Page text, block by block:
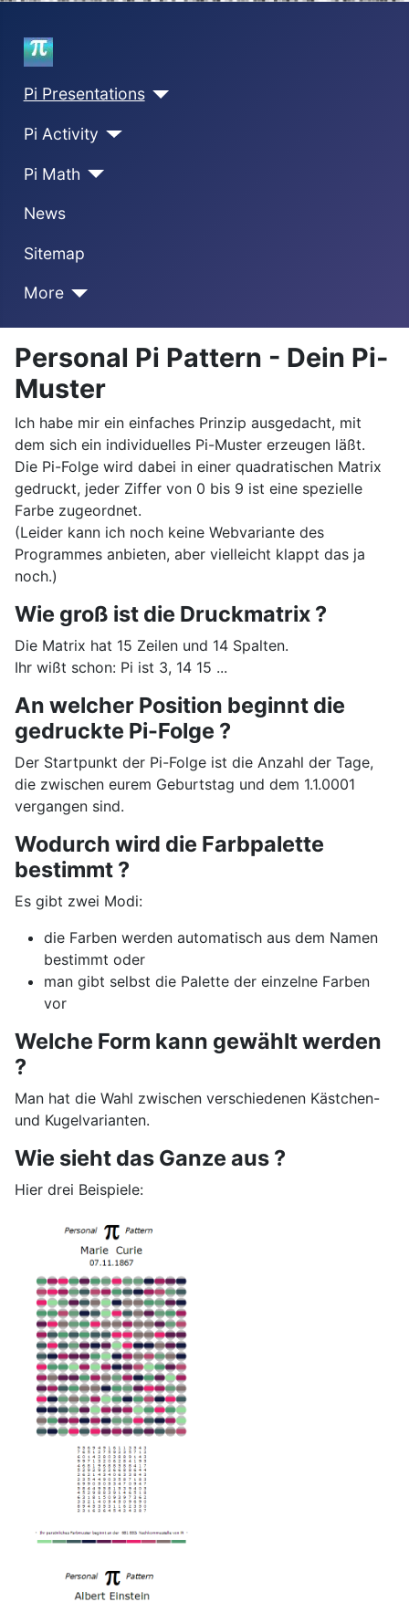
Home
Pi Presentations
Pi Activity
Pi Math
News
Sitemap
More
Personal Pi Pattern - Dein Pi-
Muster
Ich habe mir ein einfaches Prinzip ausgedacht, mit
dem sich ein individuelles Pi-Muster erzeugen läßt.
Die Pi-Folge wird dabei in einer quadratischen Matrix
gedruckt, jeder Ziffer von 0 bis 9 ist eine spezielle
Farbe zugeordnet.
(Leider kann ich noch keine Webvariante des
Programmes anbieten, aber vielleicht klappt das ja
noch.)
Wie groß ist die Druckmatrix ?
Die Matrix hat 15 Zeilen und 14 Spalten.
Ihr wißt schon: Pi ist 3, 14 15 ...
An welcher Position beginnt die
gedruckte Pi-Folge ?
Der Startpunkt der Pi-Folge ist die Anzahl der Tage,
die zwischen eurem Geburtstag und dem 1.1.0001
vergangen sind.
Wodurch wird die Farbpalette
bestimmt ?
Es gibt zwei Modi:
die Farben werden automatisch aus dem Namen
bestimmt oder
man gibt selbst die Palette der einzelne Farben
vor
Welche Form kann gewählt werden
?
Man hat die Wahl zwischen verschiedenen Kästchen-
und Kugelvarianten.
Wie sieht das Ganze aus ?
Hier drei Beispiele: